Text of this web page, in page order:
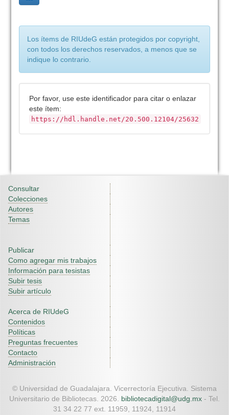
Los ítems de RIUdeG están protegidos por copyright,
con todos los derechos reservados, a menos que se
indique lo contrario.
Por favor, use este identificador para citar o enlazar
este ítem:
https://hdl.handle.net/20.500.12104/25632
Consultar
Colecciones
Autores
Temas
Publicar
Como agregar mis trabajos
Información para tesistas
Subir tesis
Subir artículo
Acerca de RIUdeG
Contenidos
Políticas
Preguntas frecuentes
Contacto
Administración
© Universidad de Guadalajara. Vicerrectoría Ejecutiva. Sistema
Universitario de Bibliotecas. 2026. bibliotecadigital@udg.mx - Tel.
31 34 22 77 ext. 11959, 11924, 11914